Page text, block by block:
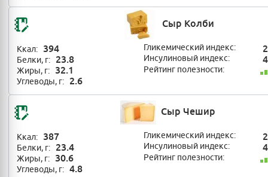
Сыр Колби
Ккал: 394
Белки, г: 23.8
Жиры, г: 32.1
Углеводы, г: 2.6
Гликемический индекс:
Инсулиновый индекс:
Рейтинг полезности:
Сыр Чешир
Ккал: 387
Белки, г: 23.4
Жиры, г: 30.6
Углеводы, г: 4.8
Гликемический индекс:
Инсулиновый индекс:
Рейтинг полезности: